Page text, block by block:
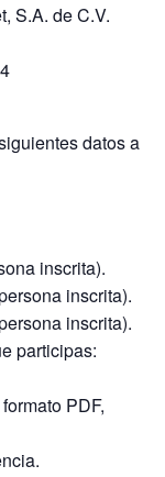
S.A. de C.V.
datos a
inscrita).
inscrita).
inscrita).
participas:
PDF,